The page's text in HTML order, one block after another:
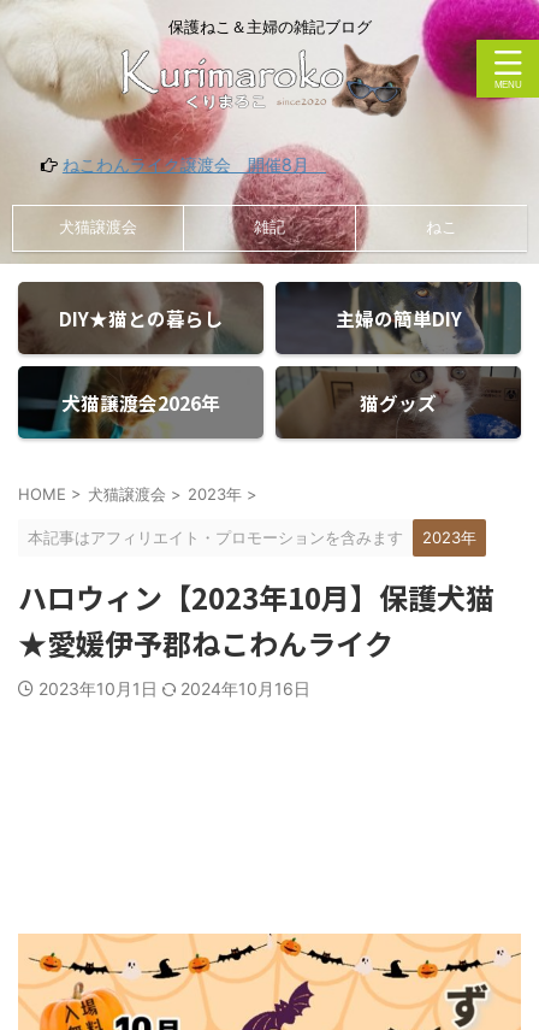
保護ねこ＆主婦の雑記ブログ
イク譲渡会 開催8月
犬猫譲渡会 雑記 ねこ
DIY★猫との暮らし 主婦の簡単DIY
犬猫譲渡会2026年 猫グッズ
HOME > 犬猫譲渡会 > 2023年 >
本記事はアフィリエイト・プロモーションを含みます 2023年
ハロウィン【2023年10月】保護犬猫
★愛媛伊予郡ねこわんライク
2023年10月1日 2024年10月16日